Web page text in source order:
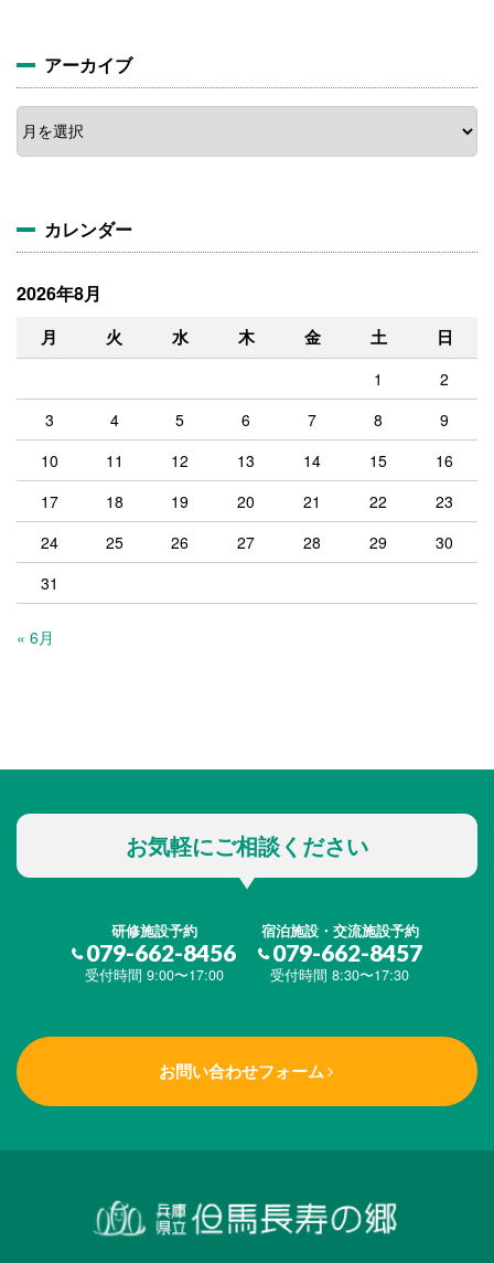
アーカイブ
ア
ー
カ
カレンダー
2026年8月
月 火 水 木 金 土 日
1
2
3
4 5 6 7 8
9
10
11 12 13 14 15
16
17
18 19 20 21 22
23
24
25 26 27 28 29
30
31
« 6月
お気軽にご相談ください
研修施設予約
079-662-8456
受付時間 9:00〜17:00
宿泊施設・交流施設予約
079-662-8457
受付時間 8:30〜17:30
お問い合わせフォーム